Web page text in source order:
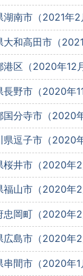
湖南市（2021年
大和高田市（
港区（2020年12
長野市（2020年
国分寺市（2020
県逗子市（2020
桜井市（2020年
福山市（2020年
忠岡町（2020年
広島市（2020年
串間市（2020年1